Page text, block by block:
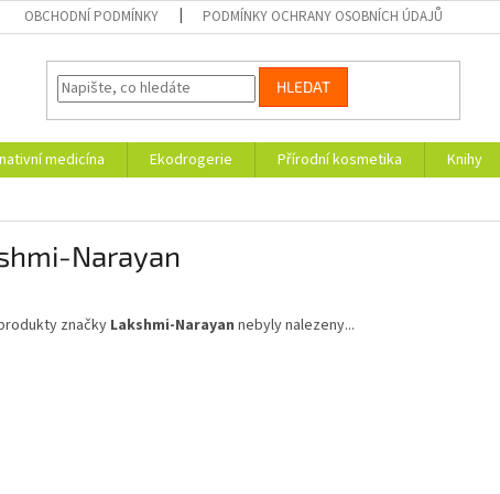
OBCHODNÍ PODMÍNKY PODMÍNKY OCHRANY OSOBNÍCH ÚDAJŮ
HLEDAT
medicína Ekodrogerie Přírodní kosmetika Knihy
Narayan
značky Lakshmi-Narayan nebyly nalezeny...